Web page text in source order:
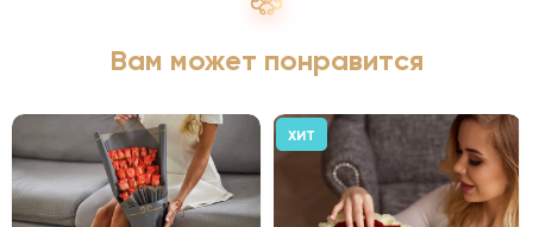
Вам может понравится
ХИТ